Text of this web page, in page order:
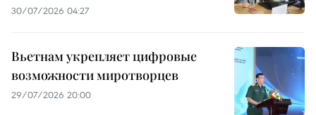
30/07/2026 04:27
Вьетнам укрепляет цифровые
возможности миротворцев
29/07/2026 20:00